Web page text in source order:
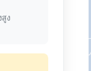
ง